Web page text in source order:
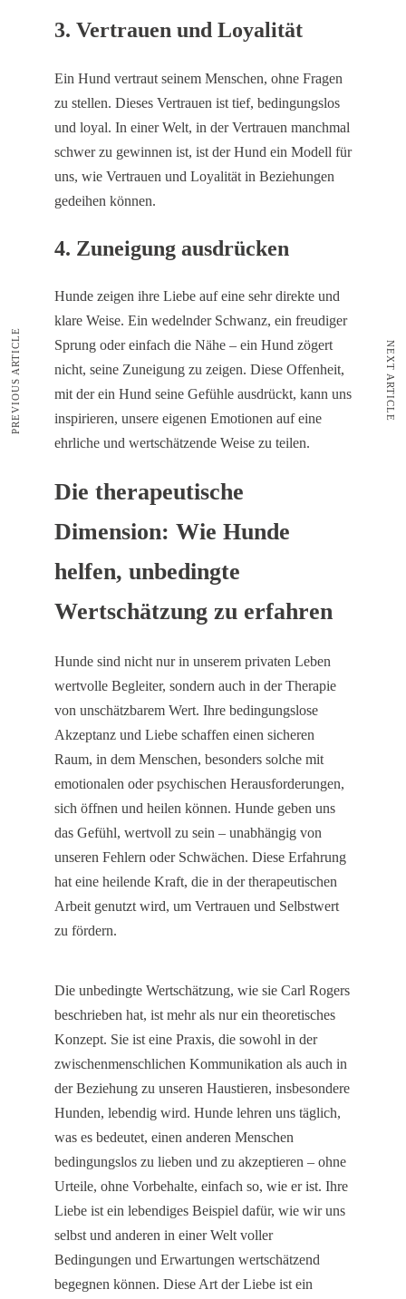
3. Vertrauen und Loyalität
Ein Hund vertraut seinem Menschen, ohne Fragen
zu stellen. Dieses Vertrauen ist tief, bedingungslos
und loyal. In einer Welt, in der Vertrauen manchmal
schwer zu gewinnen ist, ist der Hund ein Modell für
uns, wie Vertrauen und Loyalität in Beziehungen
gedeihen können.
4. Zuneigung ausdrücken
Hunde zeigen ihre Liebe auf eine sehr direkte und
klare Weise. Ein wedelnder Schwanz, ein freudiger
Sprung oder einfach die Nähe – ein Hund zögert
nicht, seine Zuneigung zu zeigen. Diese Offenheit,
mit der ein Hund seine Gefühle ausdrückt, kann uns
inspirieren, unsere eigenen Emotionen auf eine
ehrliche und wertschätzende Weise zu teilen.
Die therapeutische
Dimension: Wie Hunde
helfen, unbedingte
Wertschätzung zu erfahren
Hunde sind nicht nur in unserem privaten Leben
wertvolle Begleiter, sondern auch in der Therapie
von unschätzbarem Wert. Ihre bedingungslose
Akzeptanz und Liebe schaffen einen sicheren
Raum, in dem Menschen, besonders solche mit
emotionalen oder psychischen Herausforderungen,
sich öffnen und heilen können. Hunde geben uns
das Gefühl, wertvoll zu sein – unabhängig von
unseren Fehlern oder Schwächen. Diese Erfahrung
hat eine heilende Kraft, die in der therapeutischen
Arbeit genutzt wird, um Vertrauen und Selbstwert
zu fördern.
Die unbedingte Wertschätzung, wie sie Carl Rogers
beschrieben hat, ist mehr als nur ein theoretisches
Konzept. Sie ist eine Praxis, die sowohl in der
zwischenmenschlichen Kommunikation als auch in
der Beziehung zu unseren Haustieren, insbesondere
Hunden, lebendig wird. Hunde lehren uns täglich,
was es bedeutet, einen anderen Menschen
bedingungslos zu lieben und zu akzeptieren – ohne
Urteile, ohne Vorbehalte, einfach so, wie er ist. Ihre
Liebe ist ein lebendiges Beispiel dafür, wie wir uns
selbst und anderen in einer Welt voller
Bedingungen und Erwartungen wertschätzend
begegnen können. Diese Art der Liebe ist ein
PREVIOUS ARTICLE NEXT ARTICLE